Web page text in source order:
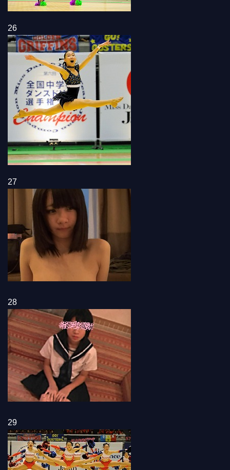
26
27
28
29